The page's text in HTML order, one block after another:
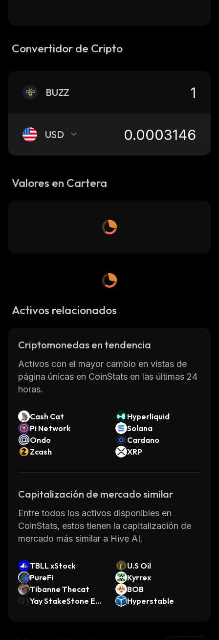
Convertidor de Cripto
BUZZ
USD
Valores en Cartera
Activos relacionados
Criptomonedas en tendencia
Activos con el mayor cambio en vistas de
página únicas en CoinStats en las últimas 24
horas.
Cash Cat
Hyperliquid
Pi Network
Solana
Ondo
Cardano
Zcash
XRP
Capitalización de mercado similar
Entre todos los activos disponibles en
CoinStats, estos tienen la capitalización de
mercado más similar a Hive AI.
TBLL xStock
U.S Oil
PureFi
Kyrrex
Tibanne Thecat
BOB
Yay StakeStone Eth
Hyperstable